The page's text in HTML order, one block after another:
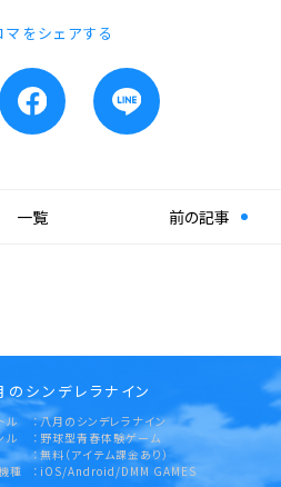
マをシェアする
前の記事
一覧
のシンデレラナイン
ル
八月のシンデレラナイン
ル
野球型青春体験ゲーム
無料（アイテム課金あり）
種
iOS/Android/DMM GAMES